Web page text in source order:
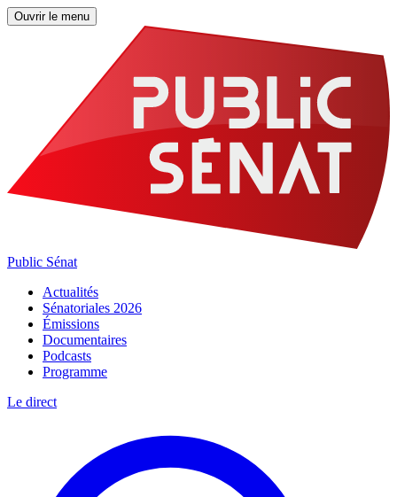
Ouvrir le menu
Public Sénat
Actualités
Sénatoriales 2026
Émissions
Documentaires
Podcasts
Programme
Le direct